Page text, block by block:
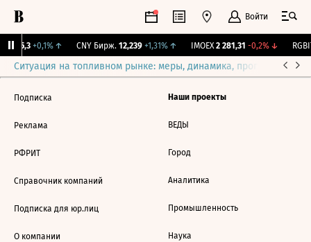
Войти
115,3 +0,1%↑ CNY Бирж. 12,239 +1,31%↑ IMOEX 2 281,31 -0,2%↓
Ситуация на топливном рынке: меры, динамика, прогнозы
Подписка
Реклама
РФРИТ
Справочник компаний
Подписка для юр.лиц
О компании
Наши проекты
ВЕДЫ
Город
Аналитика
Промышленность
Наука